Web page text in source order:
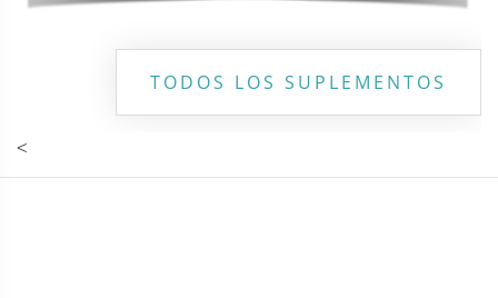
TODOS LOS SUPLEMENTOS
<